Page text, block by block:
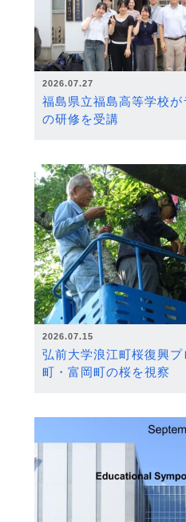
2026.07.27
福島県立福島高等学校
の研修を受講
2026.07.15
弘前大学浪江町桜復興
町・富岡町の桜を視察